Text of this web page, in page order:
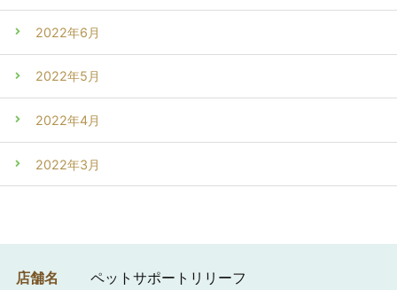
2022年6月
2022年5月
2022年4月
2022年3月
店舗名
ペットサポートリリーフ